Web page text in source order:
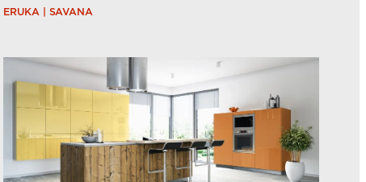
ERUKA | SAVANA